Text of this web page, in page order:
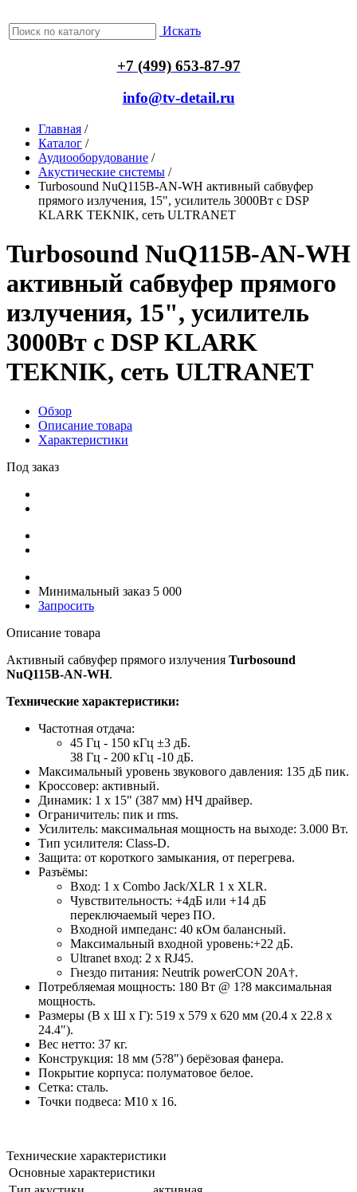
Искать
+7 (499) 653-87-97
info@tv-detail.ru
Главная /
Каталог /
Аудиооборудование /
Акустические системы /
Turbosound NuQ115B-AN-WH активный сабвуфер
прямого излучения, 15", усилитель 3000Вт с DSP
KLARK TEKNIK, сеть ULTRANET
Turbosound NuQ115B-AN-WH
активный сабвуфер прямого
излучения, 15", усилитель
3000Вт с DSP KLARK
TEKNIK, сеть ULTRANET
Обзор
Описание товара
Характеристики
Под заказ
Минимальный заказ 5 000
Запросить
Описание товара
Активный сабвуфер прямого излучения Turbosound
NuQ115B-AN-WH.
Технические характеристики:
Частотная отдача:
45 Гц - 150 кГц ±3 дБ.
38 Гц - 200 кГц -10 дБ.
Максимальный уровень звукового давления: 135 дБ пик.
Кроссовер: активный.
Динамик: 1 x 15" (387 мм) НЧ драйвер.
Ограничитель: пик и rms.
Усилитель: максимальная мощность на выходе: 3.000 Вт.
Тип усилителя: Class-D.
Защита: от короткого замыкания, от перегрева.
Разъёмы:
Вход: 1 x Combo Jack/XLR 1 x XLR.
Чувствительность: +4дБ или +14 дБ
переключаемый через ПО.
Входной импеданс: 40 кОм балансный.
Максимальный входной уровень:+22 дБ.
Ultranet вход: 2 x RJ45.
Гнездо питания: Neutrik powerCON 20A†.
Потребляемая мощность: 180 Вт @ 1?8 максимальная
мощность.
Размеры (В х Ш х Г): 519 x 579 x 620 мм (20.4 x 22.8 x
24.4").
Вес нетто: 37 кг.
Конструкция: 18 мм (5?8") берёзовая фанера.
Покрытие корпуса: полуматовое белое.
Сетка: сталь.
Точки подвеса: M10 x 16.
Технические характеристики
Основные характеристики